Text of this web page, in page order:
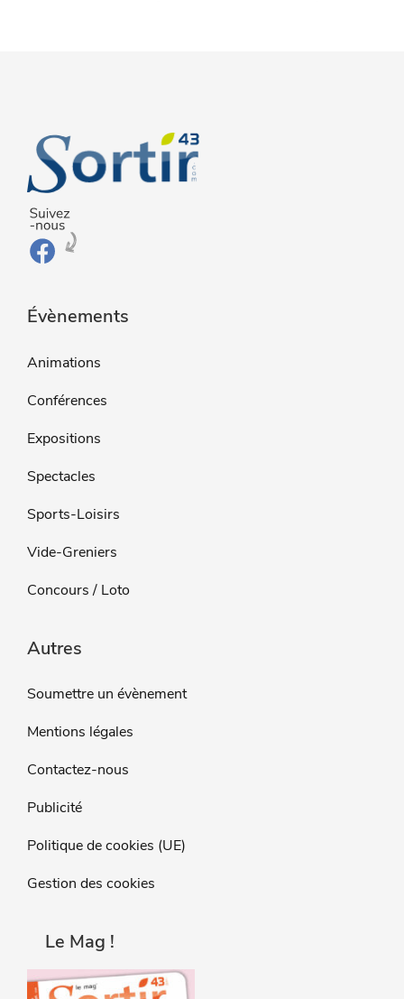
Évènements
Animations
Conférences
Expositions
Spectacles
Sports-Loisirs
Vide-Greniers
Concours / Loto
Autres
Soumettre un évènement
Mentions légales
Contactez-nous
Publicité
Politique de cookies (UE)
Gestion des cookies
Le Mag !